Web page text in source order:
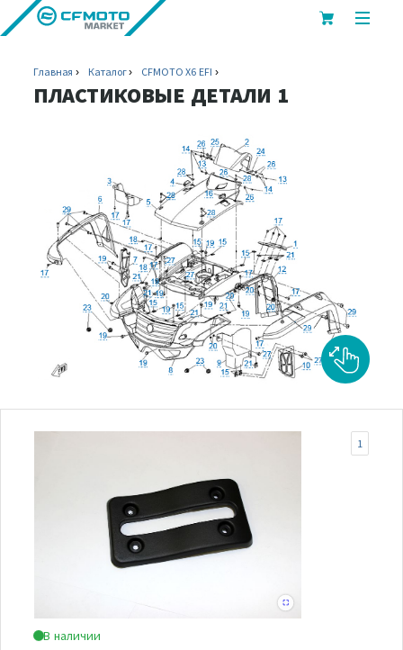
Главная Каталог CFMOTO X6 EFI
ПЛАСТИКОВЫЕ ДЕТАЛИ 1
В наличии
1